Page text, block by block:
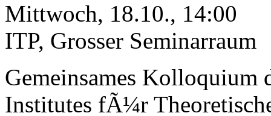
Mittwoch, 18.10., 14:00
ITP, Grosser Seminarraum
Gemeinsames Kolloquium
Institutes fÃ¼r